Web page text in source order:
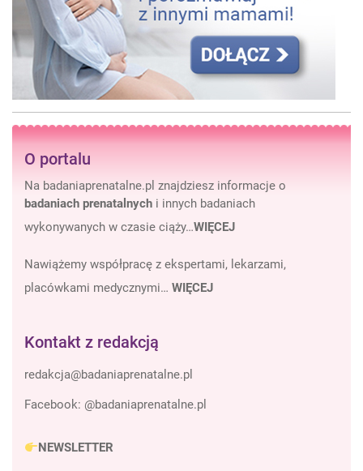
O portalu
Na badaniaprenatalne.pl znajdziesz informacje o
badaniach prenatalnych i innych badaniach
wykonywanych w czasie ciąży…WIĘCEJ
Nawiążemy współpracę z ekspertami, lekarzami,
placówkami medycznymi… WIĘCEJ
Kontakt z redakcją
Facebook: @badaniaprenatalne.pl
NEWSLETTER